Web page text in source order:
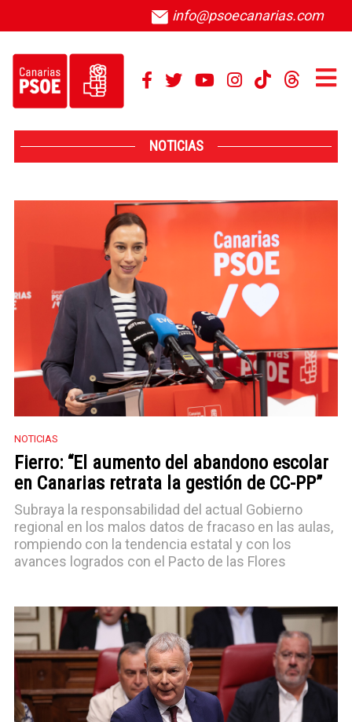
info@psoecanarias.com
NOTICIAS
NOTICIAS
Fierro: “El aumento del abandono escolar
en Canarias retrata la gestión de CC-PP”
Subraya la responsabilidad del actual Gobierno
regional en los malos datos de fracaso en las aulas,
rompiendo con la tendencia estatal y con los
avances logrados con el Pacto de las Flores